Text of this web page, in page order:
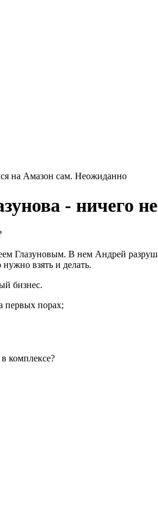
- ничего
Глазуновым. В нем Андрей
взять и делать.
бизнес.
первых порах;
комплексе?